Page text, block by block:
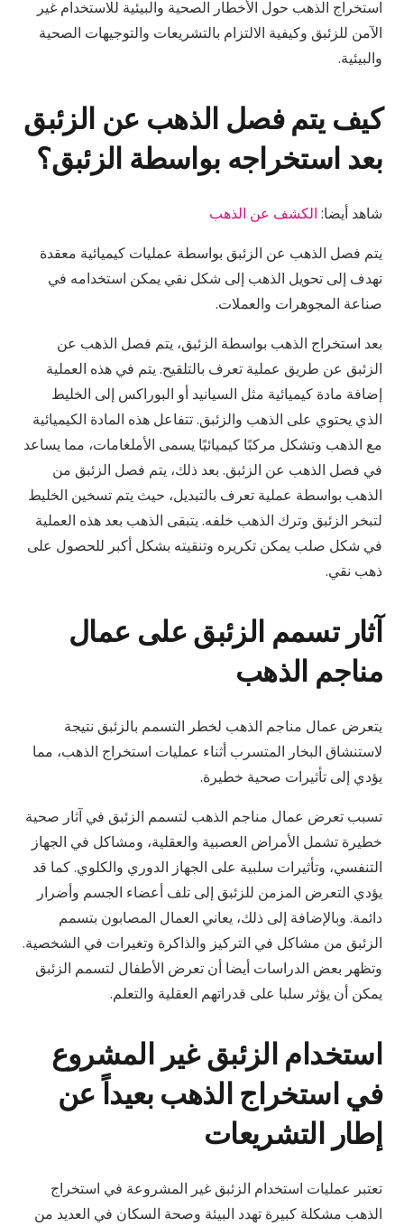
استخراج الذهب حول الأخطار الصحية والبيئية للاستخدام غير
الآمن للزئبق وكيفية الالتزام بالتشريعات والتوجيهات الصحية
والبيئية.
كيف يتم فصل الذهب عن الزئبق
بعد استخراجه بواسطة الزئبق؟
شاهد أيضا: الكشف عن الذهب
يتم فصل الذهب عن الزئبق بواسطة عمليات كيميائية معقدة
تهدف إلى تحويل الذهب إلى شكل نقي يمكن استخدامه في
صناعة المجوهرات والعملات.
بعد استخراج الذهب بواسطة الزئبق، يتم فصل الذهب عن
الزئبق عن طريق عملية تعرف بالتلقيح. يتم في هذه العملية
إضافة مادة كيميائية مثل السيانيد أو البوراكس إلى الخليط
الذي يحتوي على الذهب والزئبق. تتفاعل هذه المادة الكيميائية
مع الذهب وتشكل مركبًا كيميائيًا يسمى الأملغامات، مما يساعد
في فصل الذهب عن الزئبق. بعد ذلك، يتم فصل الزئبق من
الذهب بواسطة عملية تعرف بالتبديل، حيث يتم تسخين الخليط
لتبخر الزئبق وترك الذهب خلفه. يتبقى الذهب بعد هذه العملية
في شكل صلب يمكن تكريره وتنقيته بشكل أكبر للحصول على
ذهب نقي.
آثار تسمم الزئبق على عمال
مناجم الذهب
يتعرض عمال مناجم الذهب لخطر التسمم بالزئبق نتيجة
لاستنشاق البخار المتسرب أثناء عمليات استخراج الذهب، مما
يؤدي إلى تأثيرات صحية خطيرة.
تسبب تعرض عمال مناجم الذهب لتسمم الزئبق في آثار صحية
خطيرة تشمل الأمراض العصبية والعقلية، ومشاكل في الجهاز
التنفسي، وتأثيرات سلبية على الجهاز الدوري والكلوي. كما قد
يؤدي التعرض المزمن للزئبق إلى تلف أعضاء الجسم وأضرار
دائمة. وبالإضافة إلى ذلك، يعاني العمال المصابون بتسمم
الزئبق من مشاكل في التركيز والذاكرة وتغيرات في الشخصية.
وتظهر بعض الدراسات أيضا أن تعرض الأطفال لتسمم الزئبق
يمكن أن يؤثر سلبا على قدراتهم العقلية والتعلم.
استخدام الزئبق غير المشروع
في استخراج الذهب بعيداً عن
إطار التشريعات
تعتبر عمليات استخدام الزئبق غير المشروعة في استخراج
الذهب مشكلة كبيرة تهدد البيئة وصحة السكان في العديد من